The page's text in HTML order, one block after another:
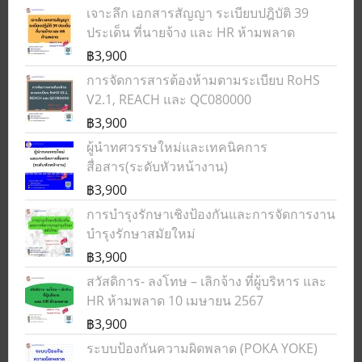
เจาะลึก เอกสารสัญญา ระเบียบปฎิบัติ 39
ประเด็น ที่นายจ้าง และ HR ห้ามพลาด
฿3,900
การจัดการสารต้องห้ามตามระเบียบ RoHS
V2.1, REACH และ QC080000
฿3,900
ผู้นำทศวรรษใหม่และเทคนิคการ
สื่อสาร(ระดับหัวหน้างาน)
฿3,900
การบำรุงรักษาเชิงป้องกันและการจัดการงาน
บำรุงรักษาสมัยใหม่
฿3,900
สวัสดิการ- ลงโทษ – เลิกจ้าง ที่ผู้บริหาร และ
HR ห้ามพลาด 10 เมษายน 2567
฿3,900
ระบบป้องกันความผิดพลาด (POKA YOKE)